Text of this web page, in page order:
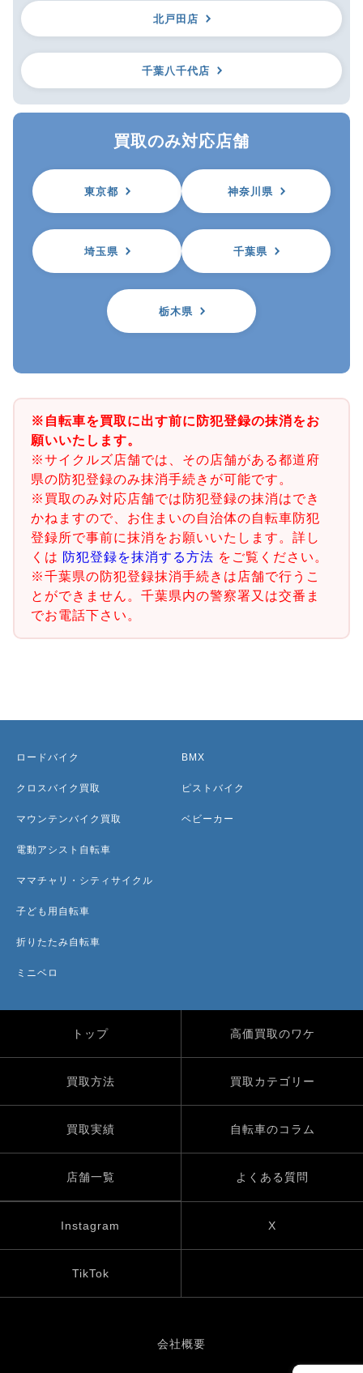
北戸田店
千葉八千代店
買取のみ対応店舗
東京都 神奈川県
埼玉県 千葉県
栃木県
※自転車を買取に出す前に防犯登録の抹消をお
願いいたします。
※サイクルズ店舗では、その店舗がある都道府
県の防犯登録のみ抹消手続きが可能です。
※買取のみ対応店舗では防犯登録の抹消はでき
かねますので、お住まいの自治体の自転車防犯
登録所で事前に抹消をお願いいたします。詳し
くは 防犯登録を抹消する方法 をご覧ください。
※千葉県の防犯登録抹消手続きは店舗で行うこ
とができません。千葉県内の警察署又は交番ま
でお電話下さい。
ロードバイク
クロスバイク買取
マウンテンバイク買取
電動アシスト自転車
ママチャリ・シティサイクル
子ども用自転車
折りたたみ自転車
ミニベロ
BMX
ピストバイク
ベビーカー
トップ 高価買取のワケ
買取方法 買取カテゴリー
買取実績 自転車のコラム
店舗一覧 よくある質問
Instagram X
TikTok
会社概要